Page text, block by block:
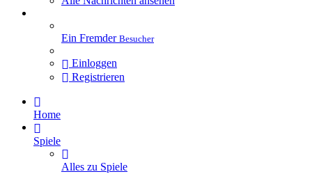
Ein Fremder Besucher
Einloggen
Registrieren
Home
Spiele
Alles zu Spiele